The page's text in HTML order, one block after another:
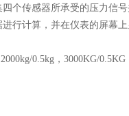
个传感器所承受的压力信
行计算，并在仪表的屏幕
0.5kg，3000KG/0.5KG